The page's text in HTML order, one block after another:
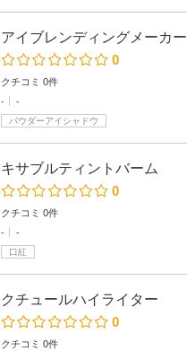
アイブレンディングメーカー
0
クチコミ 0件
-
-
パウダーアイシャドウ
キサブルティントバーム
0
クチコミ 0件
-
-
口紅
クチュールハイライター
0
クチコミ 0件